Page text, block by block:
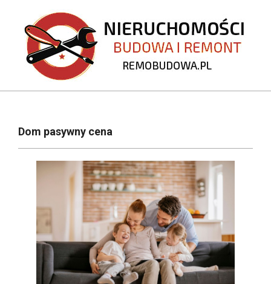
content
REMOBUDOWA.PL
NavigationDom pasywny cena